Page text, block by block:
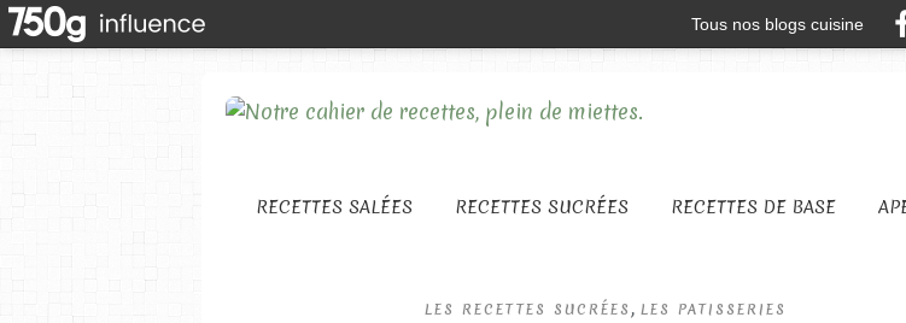
Tous nos blogs cuisine
RECETTES SALÉES RECETTES SUCRÉES RECETTES DE BASE
LES RECETTES SUCRÉES , LES PATISSERIES